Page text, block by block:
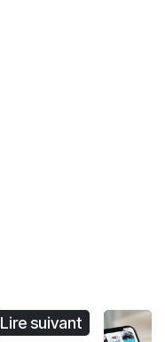
Lire suivant